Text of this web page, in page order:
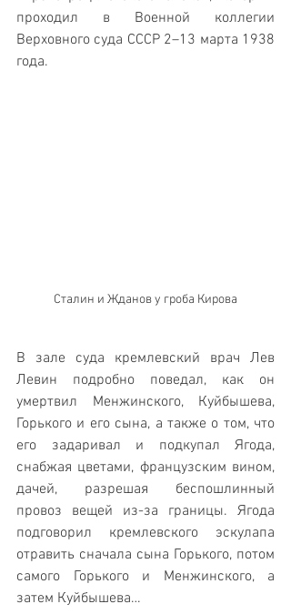
проходил в Военной коллегии
Верховного суда СССР 2–13 марта 1938
года.
Сталин и Жданов у гроба Кирова
В зале суда кремлевский врач Лев
Левин подробно поведал, как он
умертвил Менжинского, Куйбышева,
Горького и его сына, а также о том, что
его задаривал и подкупал Ягода,
снабжая цветами, французским вином,
дачей, разрешая беспошлинный
провоз вещей из-за границы. Ягода
подговорил кремлевского эскулапа
отравить сначала сына Горького, потом
самого Горького и Менжинского, а
затем Куйбышева…